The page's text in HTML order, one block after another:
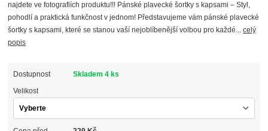
najdete ve fotografiích produktu!!! Pánské plavecké šortky s kapsami – Styl,
pohodlí a praktická funkčnost v jednom! Představujeme vám pánské plavecké
šortky s kapsami, které se stanou vaší nejoblíbenější volbou pro každé...celý
popis
Dostupnost Skladem 4 ks
Velikost